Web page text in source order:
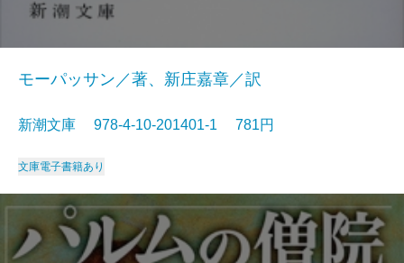
モーパッサン／著、新庄嘉章／訳
新潮文庫 978-4-10-201401-1 781円
文庫電子書籍あり